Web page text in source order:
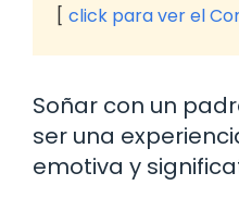
click para ver el
Soñar con un
ser una
emotiva y